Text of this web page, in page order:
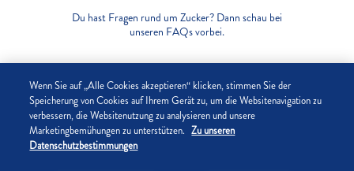
Du hast Fragen rund um Zucker? Dann schau bei
unseren FAQs vorbei.
UNTERNEHMEN
DATENSCHUTZ
Wenn Sie auf „Alle Cookies akzeptieren“ klicken, stimmen Sie der
Speicherung von Cookies auf Ihrem Gerät zu, um die Websitenavigation zu
verbessern, die Websitenutzung zu analysieren und unsere
Marketingbemühungen zu unterstützen. Zu unseren
Datenschutzbestimmungen